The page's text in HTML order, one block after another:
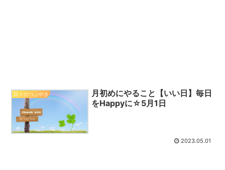
日々のつぶやき
月初めにやること【いい日】毎日
をHappyに☆5月1日
2023.05.01